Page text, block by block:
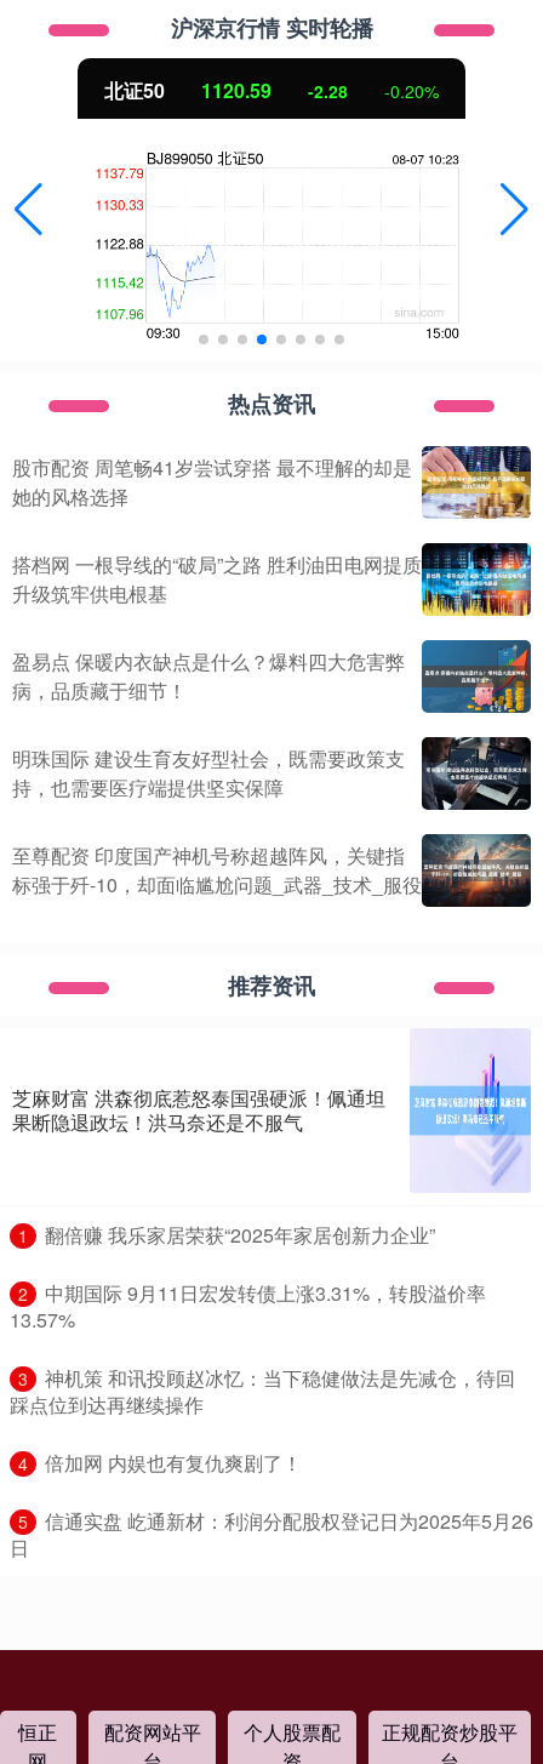
沪深京行情 实时轮播
北证50 1120.83 -2.05 -0.18%
热点资讯
股市配资 周笔畅41岁尝试穿搭 最不理解的却是
她的风格选择
搭档网 一根导线的“破局”之路 胜利油田电网提质
升级筑牢供电根基
盈易点 保暖内衣缺点是什么？爆料四大危害弊
病，品质藏于细节！
明珠国际 建设生育友好型社会，既需要政策支
持，也需要医疗端提供坚实保障
至尊配资 印度国产神机号称超越阵风，关键指
标强于歼-10，却面临尴尬问题_武器_技术_服役
推荐资讯
芝麻财富 洪森彻底惹怒泰国强硬派！佩通坦
果断隐退政坛！洪马奈还是不服气
1 ​翻倍赚 我乐家居荣获“2025年家居创新力企业”
2
​中期国际 9月11日宏发转债上涨3.31%，转股溢价率
13.57%
3
​神机策 和讯投顾赵冰忆：当下稳健做法是先减仓，待回
踩点位到达再继续操作
4 ​倍加网 内娱也有复仇爽剧了！
5
​信通实盘 屹通新材：利润分配股权登记日为2025年5月26
日
恒正
配资网站平
个人股票配
正规配资炒股平